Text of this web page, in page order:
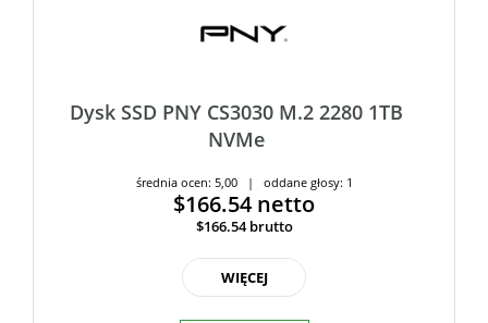
Dysk SSD PNY CS3030 M.2 2280 1TB
NVMe
średnia ocen: 5,00 | oddane głosy: 1
$166.54 netto
$166.54brutto
WIĘCEJ